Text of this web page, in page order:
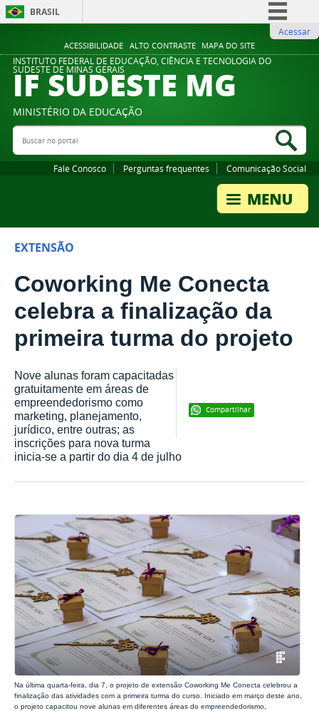
ACESSIBILIDADE ALTO CONTRASTE MAPA DO SITE
BRASIL
Comunica BR
Participe
Legislação
Acessar
INSTITUTO FEDERAL DE EDUCAÇÃO, CIÊNCIA E TECNOLOGIA DO
SUDESTE DE MINAS GERAIS
IF SUDESTE MG
MINISTÉRIO DA EDUCAÇÃO
Buscar no portal
Fale Conosco Perguntas frequentes Comunicação Social
EXTENSÃO
Coworking Me Conecta
celebra a finalização da
primeira turma do projeto
Compartilhar
Nove alunas foram capacitadas
gratuitamente em áreas de
empreendedorismo como
marketing, planejamento,
jurídico, entre outras; as
inscrições para nova turma
inicia-se a partir do dia 4 de julho
Na última quarta-feira, dia 7, o projeto de extensão Coworking Me Conecta celebrou a
finalização das atividades com a primeira turma do curso. Iniciado em março deste ano,
o projeto capacitou nove alunas em diferentes áreas do empreendedorismo,